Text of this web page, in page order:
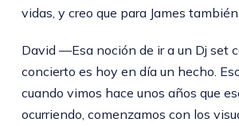
vidas, y creo que para James
David —Esa noción de ir a un Dj set
concierto es hoy en día un hecho.
cuando vimos hace unos años que
ocurriendo, comenzamos con los